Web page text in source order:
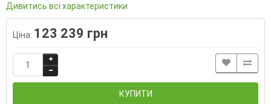
Дивитись всі характеристики
Ціна: 123 239 грн
КУПИТИ